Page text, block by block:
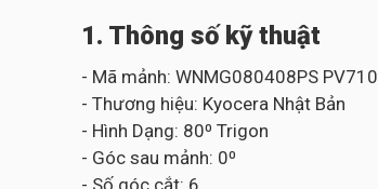
1. Thông số kỹ thuật
- Mã mảnh: WNMG080408PS PV710
- Thương hiệu: Kyocera Nhật Bản
- Hình Dạng: 80⁰ Trigon
- Góc sau mảnh: 0⁰
- Số góc cắt: 6